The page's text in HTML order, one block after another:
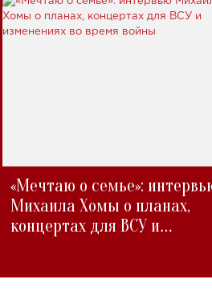
«Мечтаю о семье»:
Михаила Хомы о планах,
концертах для ВСУ и